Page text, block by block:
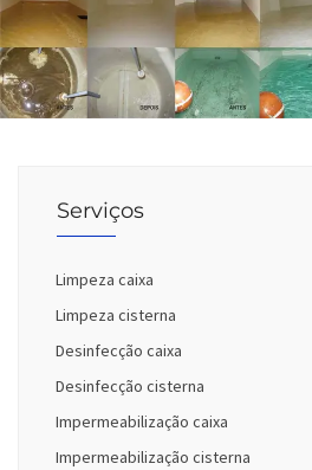
Serviços
Limpeza caixa
Limpeza cisterna
Desinfecção caixa
Desinfecção cisterna
Impermeabilização caixa
Impermeabilização cisterna